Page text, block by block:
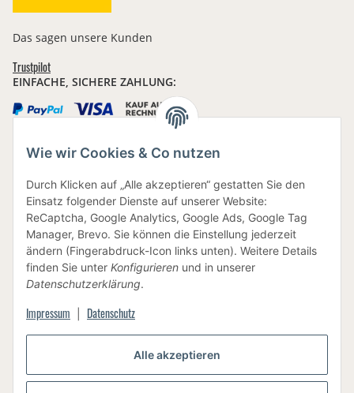
Alle akzeptieren
Wie wir Cookies & Co nutzen
Durch Klicken auf „Alle akzeptieren“ gestatten Sie den
Einsatz folgender Dienste auf unserer Website:
ReCaptcha, Google Analytics, Google Ads, Google Tag
Manager, Brevo. Sie können die Einstellung jederzeit
ändern (Fingerabdruck-Icon links unten). Weitere Details
finden Sie unter Konfigurieren und in unserer
Datenschutzerklärung.
Impressum Datenschutz
Das sagen unsere Kunden
Trustpilot
EINFACHE, SICHERE ZAHLUNG:
IHRE DATEN SIND SICHER
BEWUSSTE VERPACKUNG
Vertrag widerrufen